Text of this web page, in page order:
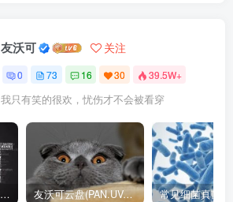
友沃可 关注
0 73 16 30 39.5W+
我只有笑的很欢，忧伤才不会被看穿
全面更新！大学英语四六级1990-2024年12月真题高清PDF版本！无水印！包含详细答案解析，听力音频！ 友沃可云盘(PAN.UVOOC.COM)如何使用及更新日志